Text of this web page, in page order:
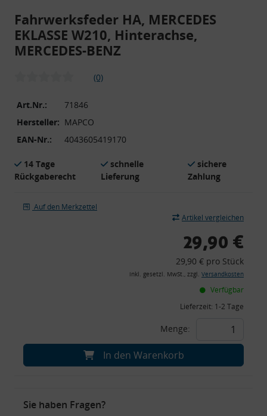
Fahrwerksfeder HA, MERCEDES
EKLASSE W210, Hinterachse,
MERCEDES-BENZ
(0)
Art.Nr.:
71846
Hersteller: MAPCO
EAN-Nr.:
4043605419170
14 Tage
Rückgaberecht
schnelle
Lieferung
sichere
Zahlung
Auf den Merkzettel
Artikel vergleichen
29,90 €
29,90 € pro Stück
inkl. gesetzl. MwSt., zzgl. Versandkosten
Verfügbar
Lieferzeit: 1-2 Tage
Menge:
In den Warenkorb
Sie haben Fragen?